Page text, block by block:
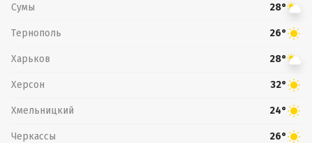
Сумы 28°
Тернополь 26°
Харьков 28°
Херсон 32°
Хмельницкий 24°
Черкассы 26°